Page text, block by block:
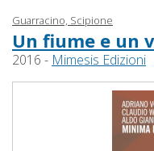
Guarracino, Scipione
Un fiume e un
2016 - Mimesis Edizioni